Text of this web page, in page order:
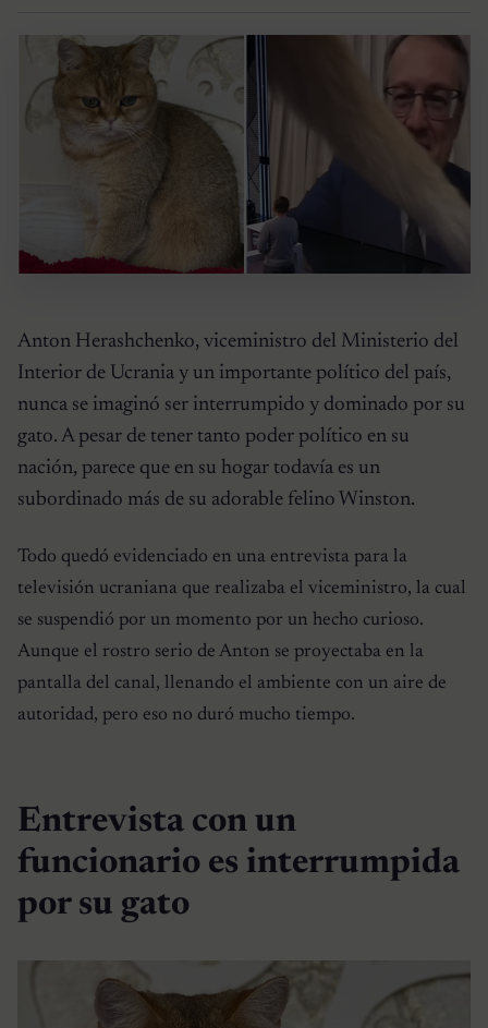
Anton Herashchenko, viceministro del Ministerio del
Interior de Ucrania y un importante político del país,
nunca se imaginó ser interrumpido y dominado por su
gato. A pesar de tener tanto poder político en su
nación, parece que en su hogar todavía es un
subordinado más de su adorable felino Winston.
Todo quedó evidenciado en una entrevista para la
televisión ucraniana que realizaba el viceministro, la cual
se suspendió por un momento por un hecho curioso.
Aunque el rostro serio de Anton se proyectaba en la
pantalla del canal, llenando el ambiente con un aire de
autoridad, pero eso no duró mucho tiempo.
Entrevista con un
funcionario es interrumpida
por su gato